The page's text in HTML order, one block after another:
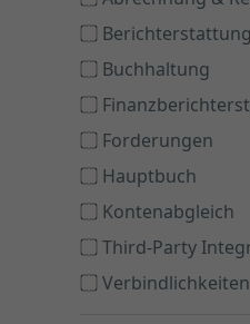
Buchhaltung
Forderungen
Hauptbuch
Kontenabgleich
Third-Party
Verbindlichkeiten